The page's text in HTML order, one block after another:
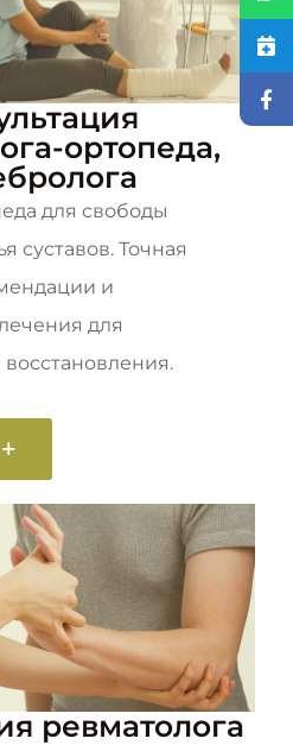
ортопеда,
для свободы
суставов. Точная
и
для
ревматолога